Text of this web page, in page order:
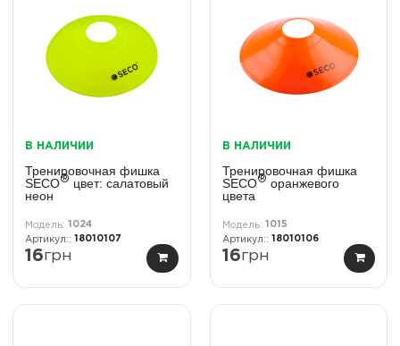
В НАЛИЧИИ
Тренировочная фишка
SECO® цвет: салатовый
неон
1024
18010107
16грн
В НАЛИЧИИ
Тренировочная фишка
SECO® оранжевого
цвета
1015
18010106
16грн